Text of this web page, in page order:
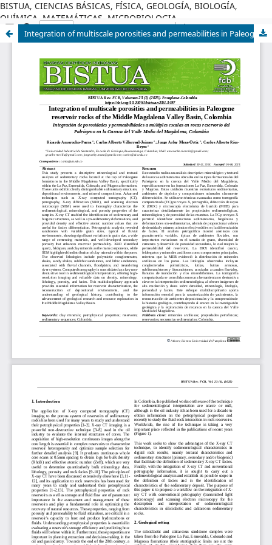
BISTUA, CIENCIAS BÁSICAS, FÍSICA, GEOLOGÍA, BIOLOGÍA,
QUÍMICA, MATEMÁTICAS, MICROBIOLOGIA
Integration of multiscale porosities and permeabilities in Paleogene reservoir rocks of the Middle Magdalena Valley Basin, Colombia